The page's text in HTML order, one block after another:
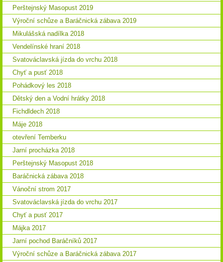
Perštejnský Masopust 2019
Výroční schůze a Baráčnická zábava 2019
Mikulášská nadílka 2018
Vendelínské hraní 2018
Svatováclavská jízda do vrchu 2018
Chyť a pusť 2018
Pohádkový les 2018
Dětský den a Vodní hrátky 2018
Fichdldech 2018
Máje 2018
otevření Temberku
Jarní procházka 2018
Perštejnský Masopust 2018
Baráčnická zábava 2018
Vánoční strom 2017
Svatováclavská jízda do vrchu 2017
Chyť a pusť 2017
Májka 2017
Jarní pochod Baráčníků 2017
Výroční schůze a Baráčnická zábava 2017